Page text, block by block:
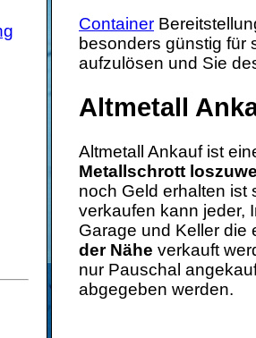
Container
besonders günstig für
aufzulösen und Sie
Altmetall
Altmetall Ankauf ist
Metallschrott
noch Geld erhalten ist
verkaufen kann jeder,
Garage und Keller die
der Nähe verkauft
nur Pauschal
abgegeben werden.